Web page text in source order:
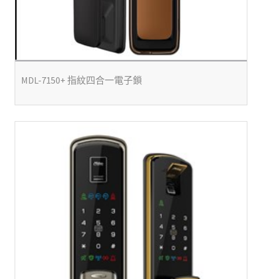
MDL-7150+ 指紋四合一電子鎖